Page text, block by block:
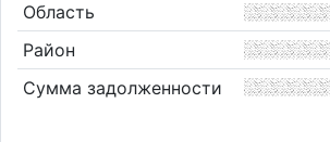
Область
Район
Сумма задолженности